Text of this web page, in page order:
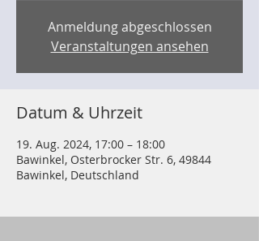
Anmeldung abgeschlossen
Veranstaltungen ansehen
Datum & Uhrzeit
19. Aug. 2024, 17:00 – 18:00
Bawinkel, Osterbrocker Str. 6, 49844
Bawinkel, Deutschland